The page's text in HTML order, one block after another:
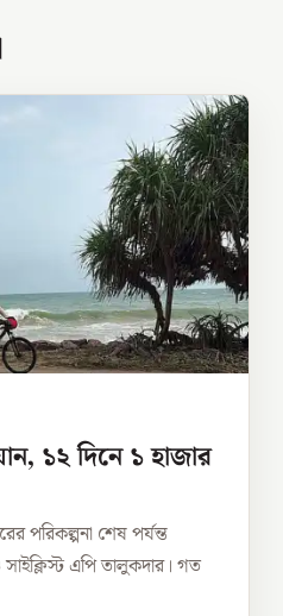
১২ দিনে ১ হাজার
পরিকল্পনা শেষ পর্যন্ত
এপি তালুকদার। গত